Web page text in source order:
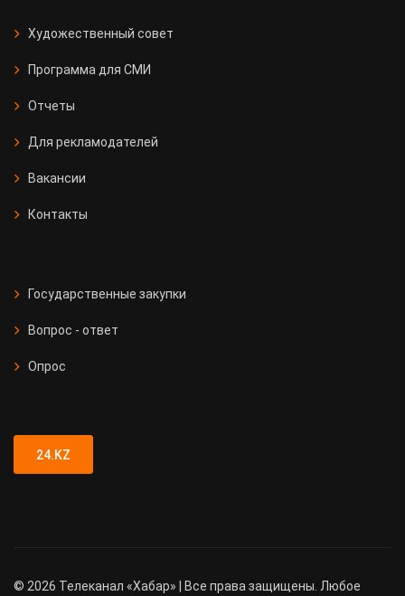
Художественный совет
Программа для СМИ
Отчеты
Для рекламодателей
Вакансии
Контакты
Государственные закупки
Вопрос - ответ
Опрос
24.KZ
© 2026 Телеканал «Хабар» | Все права защищены. Любое